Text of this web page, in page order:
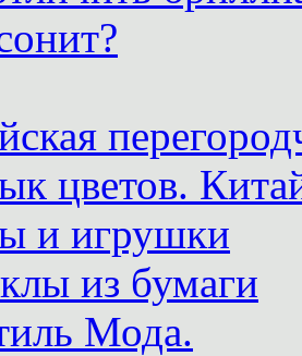
цветов.
и игрушки
из бумаги
Мода.